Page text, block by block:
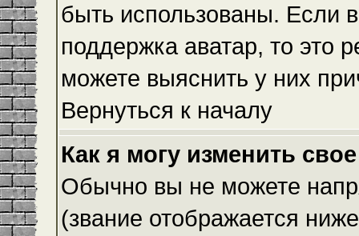
быть использованы. Если
поддержка аватар, то это
можете выяснить у них
Вернуться к началу
Как я могу изменить
Обычно вы не можете
(звание отображается